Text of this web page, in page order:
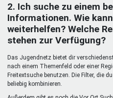
2. Ich suche zu einem
Informationen. Wie
weiterhelfen? Welche
stehen zur Verfügung?
Das Jugendnetz bietet dir
nach einem Themenfeld oder einer
Freitextsuche benutzen. Die Filter, die
beliebig kombinieren.